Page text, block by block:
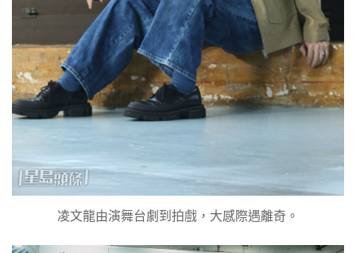
凌文龍由演舞台劇到拍戲，大感際遇離奇。